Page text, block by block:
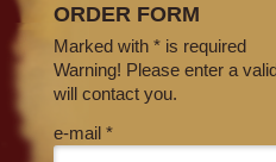
ORDER FORM
Marked with * is required
Warning! Please enter a
will contact you.
e-mail *